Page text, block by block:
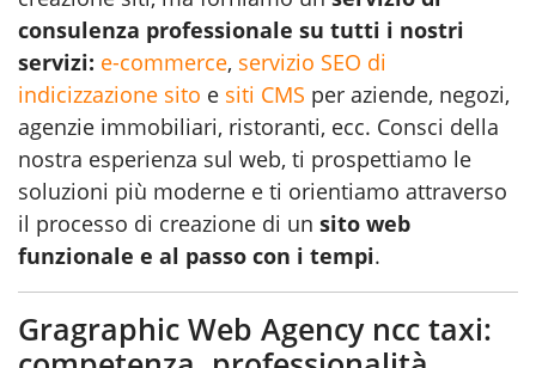
consulenza professionale su tutti i nostri
servizi: e-commerce, servizio SEO di
indicizzazione sito e siti CMS per aziende, negozi,
agenzie immobiliari, ristoranti, ecc. Consci della
nostra esperienza sul web, ti prospettiamo le
soluzioni più moderne e ti orientiamo attraverso
il processo di creazione di un sito web
funzionale e al passo con i tempi.
Gragraphic Web Agency ncc taxi: